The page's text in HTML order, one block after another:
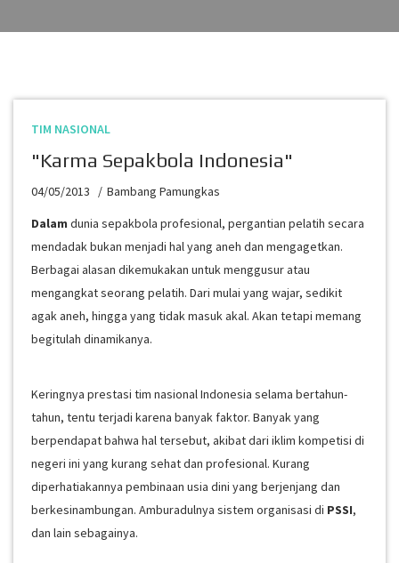
TIM NASIONAL
"Karma Sepakbola Indonesia"
04/05/2013
Bambang Pamungkas
Dalam dunia sepakbola profesional, pergantian pelatih secara
mendadak bukan menjadi hal yang aneh dan mengagetkan.
Berbagai alasan dikemukakan untuk menggusur atau
mengangkat seorang pelatih. Dari mulai yang wajar, sedikit
agak aneh, hingga yang tidak masuk akal. Akan tetapi memang
begitulah dinamikanya.
Keringnya prestasi tim nasional Indonesia selama bertahun-
tahun, tentu terjadi karena banyak faktor. Banyak yang
berpendapat bahwa hal tersebut, akibat dari iklim kompetisi di
negeri ini yang kurang sehat dan profesional. Kurang
diperhatiakannya pembinaan usia dini yang berjenjang dan
berkesinambungan. Amburadulnya sistem organisasi di PSSI,
dan lain sebagainya.